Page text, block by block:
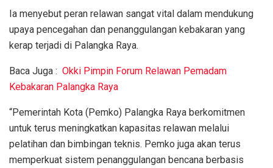
Ia menyebut peran relawan sangat vital dalam mendukung
upaya pencegahan dan penanggulangan kebakaran yang
kerap terjadi di Palangka Raya.
Baca Juga : Okki Pimpin Forum Relawan Pemadam
Kebakaran Palangka Raya
“Pemerintah Kota (Pemko) Palangka Raya berkomitmen
untuk terus meningkatkan kapasitas relawan melalui
pelatihan dan bimbingan teknis. Pemko juga akan terus
memperkuat sistem penanggulangan bencana berbasis